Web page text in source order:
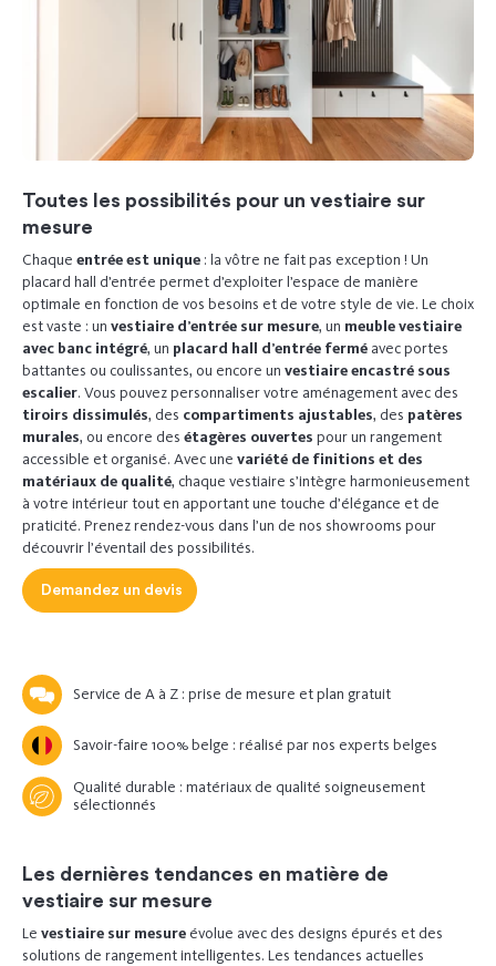
Toutes les possibilités pour un vestiaire sur
mesure
Chaque entrée est unique : la vôtre ne fait pas exception ! Un
placard hall d’entrée permet d’exploiter l’espace de manière
optimale en fonction de vos besoins et de votre style de vie. Le choix
est vaste : un vestiaire d’entrée sur mesure, un meuble vestiaire
avec banc intégré, un placard hall d’entrée fermé avec portes
battantes ou coulissantes, ou encore un vestiaire encastré sous
escalier. Vous pouvez personnaliser votre aménagement avec des
tiroirs dissimulés, des compartiments ajustables, des patères
murales, ou encore des étagères ouvertes pour un rangement
accessible et organisé. Avec une variété de finitions et des
matériaux de qualité, chaque vestiaire s’intègre harmonieusement
à votre intérieur tout en apportant une touche d’élégance et de
praticité. Prenez rendez-vous dans l’un de nos showrooms pour
découvrir l’éventail des possibilités.
Demandez un devis
Service de A à Z : prise de mesure et plan gratuit
Savoir-faire 100% belge : réalisé par nos experts belges
Qualité durable : matériaux de qualité soigneusement
sélectionnés
Les dernières tendances en matière de
vestiaire sur mesure
Le vestiaire sur mesure évolue avec des designs épurés et des
solutions de rangement intelligentes. Les tendances actuelles